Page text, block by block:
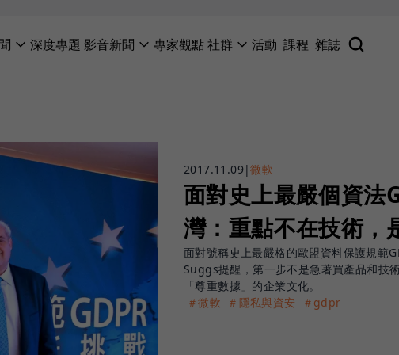
深度專題 影音新聞 專家觀點社群 活動 課程 雜誌
2017.11.09 |微軟
面對史上最嚴個資法
灣：重點不在技術，
面對號稱史上最嚴格的歐盟資料保護規範
Suggs提醒，第一步不是急著買產品和技
「尊重數據」的企業文化。
＃微軟
＃隱私與資安 ＃gdpr